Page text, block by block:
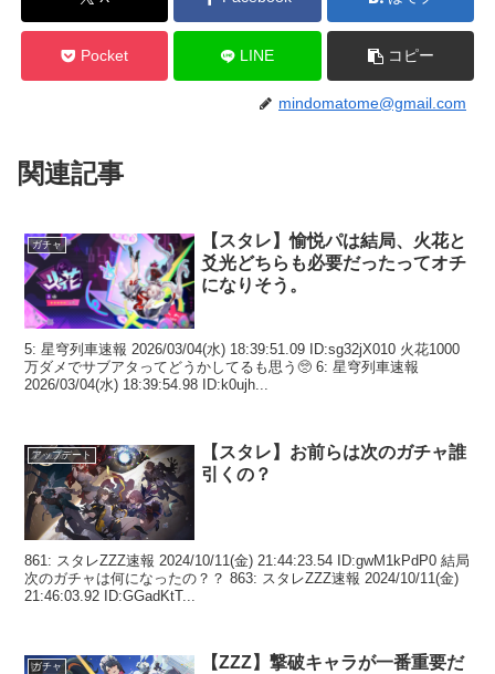
Pocket LINE コピー
mindomatome@gmail.com
関連記事
ガチャ
【スタレ】愉悦パは結局、火花と
爻光どちらも必要だったってオチ
になりそう。
5: 星穹列車速報 2026/03/04(水) 18:39:51.09 ID:sg32jX010 火花1000
万ダメでサブアタってどうかしてるも思う🥺 6: 星穹列車速報
2026/03/04(水) 18:39:54.98 ID:k0ujh...
アップデート
【スタレ】お前らは次のガチャ誰
引くの？
861: スタレZZZ速報 2024/10/11(金) 21:44:23.54 ID:gwM1kPdP0 結局
次のガチャは何になったの？？ 863: スタレZZZ速報 2024/10/11(金)
21:46:03.92 ID:GGadKtT...
ガチャ
【ZZZ】撃破キャラが一番重要だ